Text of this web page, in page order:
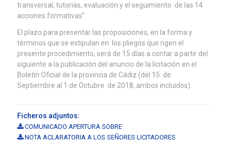
transversal, tutorias, evaluación y el seguimiento de las 14
acciones formativas”.
El plazo para presentar las proposiciones, en la forma y
términos que se estipulan en los pliegos que rigen el
presente procedimiento, será de 15 días a contar a partir del
siguiente a la publicación del anuncio de la licitación en el
Boletín Oficial de la provincia de Cádiz (del 15 de
Septiembre al 1 de Octubre de 2018, ambos incluidos).
Ficheros adjuntos:
COMUNICADO APERTURA SOBRE
NOTA ACLARATORIA A LOS SEÑORES LICITADORES